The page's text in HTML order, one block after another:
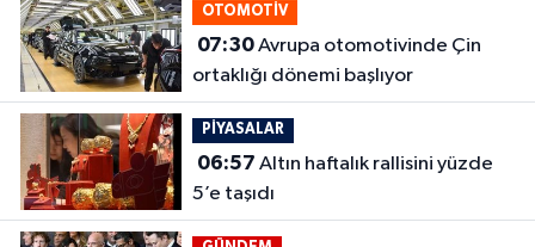
OTOMOTİV
07:30Avrupa otomotivinde Çin
ortaklığı dönemi başlıyor
PİYASALAR
06:57
5’e taşıdı